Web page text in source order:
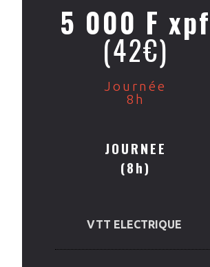
5 000 F xpf
(42€)
Journée
8h
JOURNEE
(8h)
VTT ELECTRIQUE